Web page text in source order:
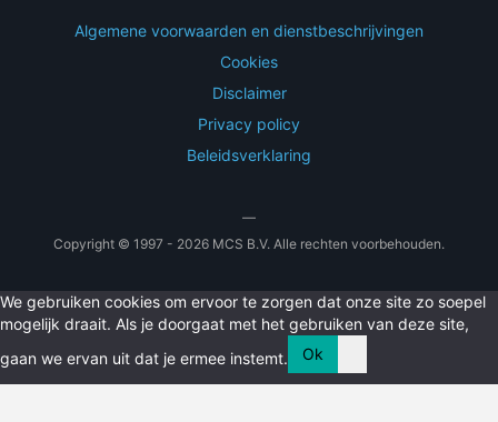
Algemene voorwaarden en dienstbeschrijvingen
Cookies
Disclaimer
Privacy policy
Beleidsverklaring
—
Copyright © 1997 - 2026 MCS B.V. Alle rechten voorbehouden.
We gebruiken cookies om ervoor te zorgen dat onze site zo soepel
mogelijk draait. Als je doorgaat met het gebruiken van deze site,
gaan we ervan uit dat je ermee instemt.
Ok